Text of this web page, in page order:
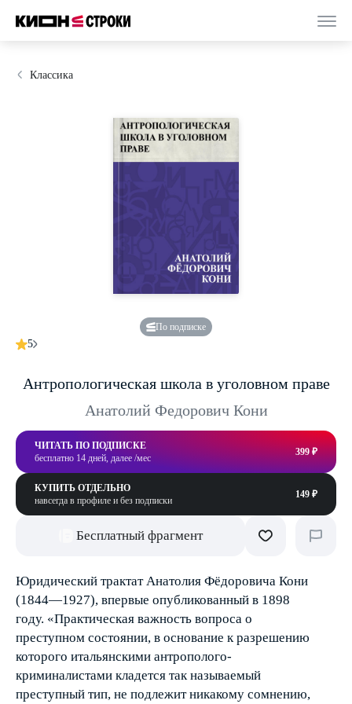
Классика
По подписке
5
Антропологическая школа в уголовном праве
Анатолий Федорович Кони
ЧИТАТЬ ПО ПОДПИСКЕ
бесплатно 14 дней, далее /мес
399 ₽
КУПИТЬ ОТДЕЛЬНО
навсегда в профиле и без подписки
149 ₽
Бесплатный фрагмент
Юридический трактат Анатолия Фёдоровича Кони
(1844—1927), впервые опубликованный в 1898
году. «Практическая важность вопроса о
преступном состоянии, в основание к разрешению
которого итальянскими антрополого-
криминалистами кладется так называемый
преступный тип, не подлежит никакому сомнению,